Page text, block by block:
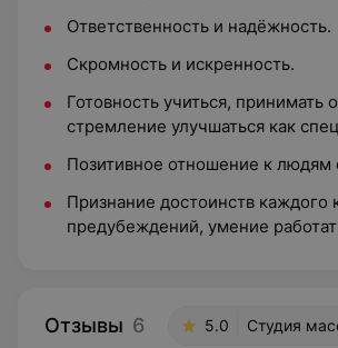
Ответственность и надёжность.
Скромность и искренность.
Готовность учиться, принимать
стремление улучшаться как
Позитивное отношение к
Признание достоинств каждого
предубеждений, умение
Отзывы 6 5.0 Студия